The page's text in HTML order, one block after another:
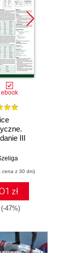
ebook
III
cena z 30 dni)
zł
(-47%)